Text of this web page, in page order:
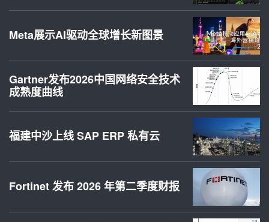
Meta展示AI驱动全球增长新图景
Gartner发布2026中国网络安全技术
成熟度曲线
福建中沙上线 SAP ERP 私有云
Fortinet 发布 2026 年第二季度财报